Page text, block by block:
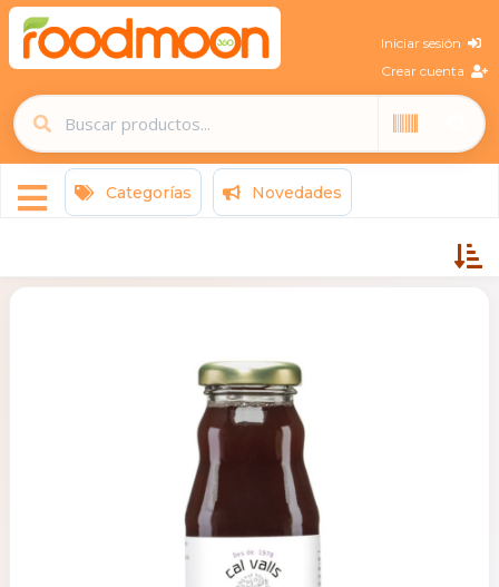
Iniciar sesión
Crear cuenta
Categorías Novedades